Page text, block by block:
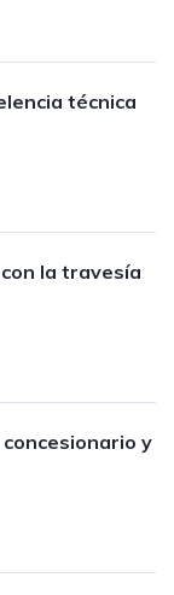
técnica
la travesía
y